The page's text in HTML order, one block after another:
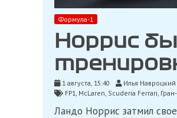
Формула-1
Норрис
1 августа, 15:40
Илья Навроцкий
FP1, McLaren, Scuderia Ferrari,
Ландо Норрис затмил